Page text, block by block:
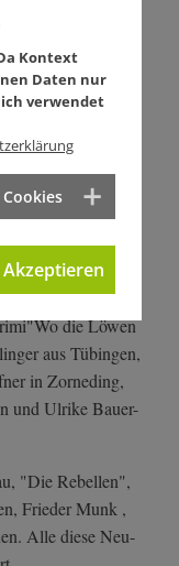
Zeichnung von
die Löwen
aus Tübingen,
in Zorneding,
und Ulrike Bauer-
"Die Rebellen",
Frieder Munk ,
Alle diese Neu-
Kontext
Daten nur
verwendet
Akzeptieren